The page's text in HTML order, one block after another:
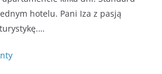
hotelu. Pani Iza z pasją